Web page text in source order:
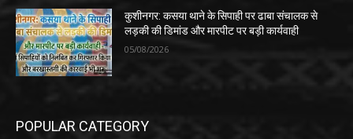
कुशीनगर: कसया थाने के सिपाही पर ढाबा संचालक से
लड़की की डिमांड और मारपीट पर बड़ी कार्यवाही
05/08/2026
POPULAR CATEGORY